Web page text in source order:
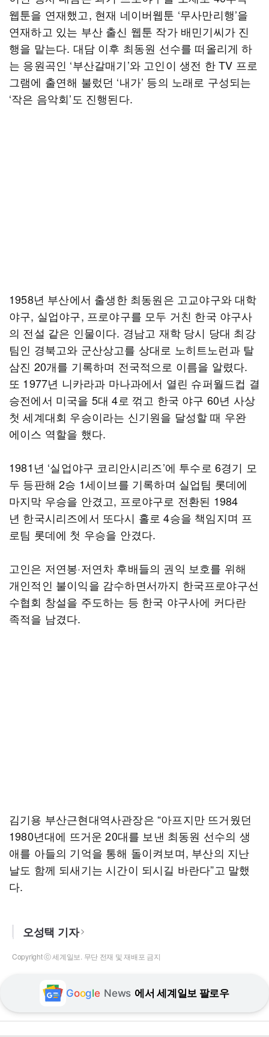
웹툰을 연재했고, 현재 네이버웹툰 ‘무사만리행’을
연재하고 있는 부산 출신 웹툰 작가 배민기씨가 진
행을 맡는다. 대담 이후 최동원 선수를 떠올리게 하
는 응원곡인 ‘부산갈매기’와 고인이 생전 한 TV 프로
그램에 출연해 불렀던 ‘내가’ 등의 노래로 구성되는
‘작은 음악회’도 진행된다.
1958년 부산에서 출생한 최동원은 고교야구와 대학
야구, 실업야구, 프로야구를 모두 거친 한국 야구사
의 전설 같은 인물이다. 경남고 재학 당시 당대 최강
팀인 경북고와 군산상고를 상대로 노히트노런과 탈
삼진 20개를 기록하며 전국적으로 이름을 알렸다.
또 1977년 니카라과 마나과에서 열린 슈퍼월드컵 결
승전에서 미국을 5대 4로 꺾고 한국 야구 60년 사상
첫 세계대회 우승이라는 신기원을 달성할 때 우완
에이스 역할을 했다.
1981년 ‘실업야구 코리안시리즈’에 투수로 6경기 모
두 등판해 2승 1세이브를 기록하며 실업팀 롯데에
마지막 우승을 안겼고, 프로야구로 전환된 1984
년 한국시리즈에서 또다시 홀로 4승을 책임지며 프
로팀 롯데에 첫 우승을 안겼다.
고인은 저연봉·저연차 후배들의 권익 보호를 위해
개인적인 불이익을 감수하면서까지 한국프로야구선
수협회 창설을 주도하는 등 한국 야구사에 커다란
족적을 남겼다.
김기용 부산근현대역사관장은 “아프지만 뜨거웠던
1980년대에 뜨거운 20대를 보낸 최동원 선수의 생
애를 아들의 기억을 통해 돌이켜보며, 부산의 지난
날도 함께 되새기는 시간이 되시길 바란다”고 말했
다.
오성택 기자
Copyright ⓒ 세계일보. 무단 전재 및 재배포 금지
Google News 에서 세계일보 팔로우